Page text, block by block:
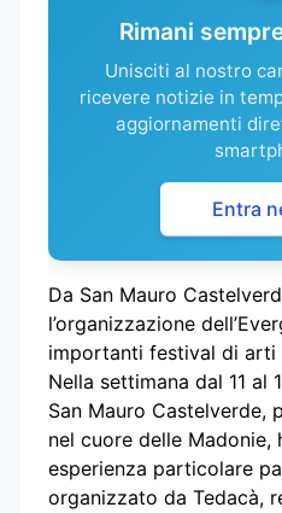
Rimani
Unisciti al nostro
ricevere notizie in
aggiornamenti
Entra
Da San Mauro
l’organizzazione
importanti festival di arti
Nella settimana dal 11 al
San Mauro Castelverde,
nel cuore delle Madonie,
esperienza particolare
organizzato da Tedacà,